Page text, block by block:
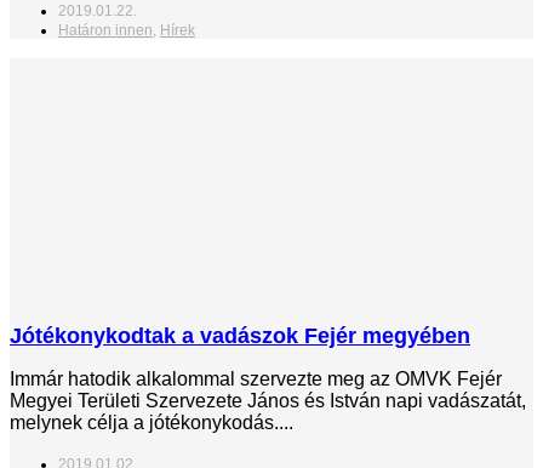
2019.01.22.
Határon innen, Hírek
Jótékonykodtak a vadászok Fejér megyében
Immár hatodik alkalommal szervezte meg az OMVK Fejér
Megyei Területi Szervezete János és István napi vadászatát,
melynek célja a jótékonykodás....
2019.01.02.